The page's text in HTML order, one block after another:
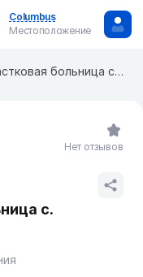
Columbus
Местоположение
Сельская участковая больница с. Жарыктас
с.
Нет отзывов